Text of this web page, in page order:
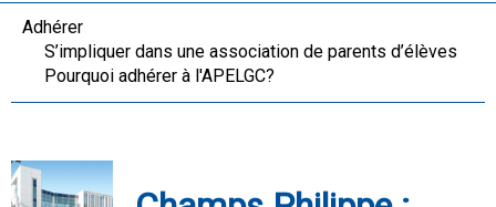
Adhérer
S’impliquer dans une association de parents d’élèves
Pourquoi adhérer à l'APELGC?